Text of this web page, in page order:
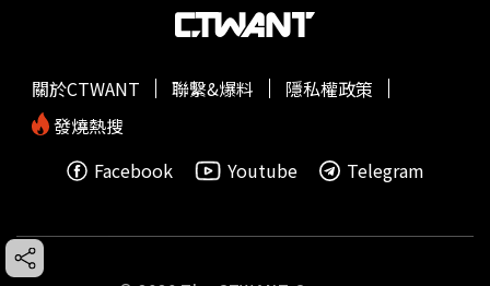
關於CTWANT 聯繫&爆料
隱私權政策
發燒熱搜
Facebook
Youtube Telegram